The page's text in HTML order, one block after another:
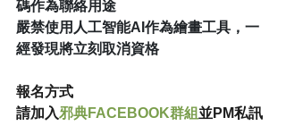
碼作為聯絡用途
嚴禁使用人工智能AI作為繪畫工具，一
經發現將立刻取消資格
報名方式
請加入邪典FACEBOOK群組 並PM私訊